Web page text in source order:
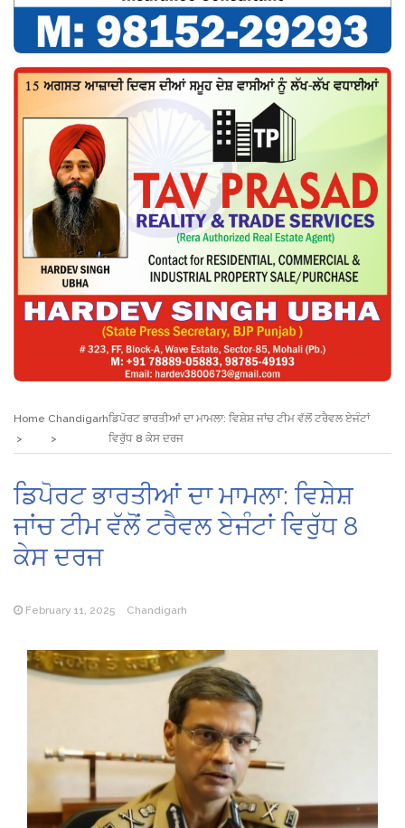
Home Chandigarhਡਿਪੋਰਟ ਭਾਰਤੀਆਂ ਦਾ ਮਾਮਲਾ: ਵਿਸ਼ੇਸ਼ ਜਾਂਚ ਟੀਮ ਵੱਲੋਂ ਟਰੈਵਲ ਏਜੰਟਾਂ
ਵਿਰੁੱਧ 8 ਕੇਸ ਦਰਜ
ਡਿਪੋਰਟ ਭਾਰਤੀਆਂ ਦਾ ਮਾਮਲਾ: ਵਿਸ਼ੇਸ਼
ਜਾਂਚ ਟੀਮ ਵੱਲੋਂ ਟਰੈਵਲ ਏਜੰਟਾਂ ਵਿਰੁੱਧ 8
ਕੇਸ ਦਰਜ
February 11, 2025 Chandigarh